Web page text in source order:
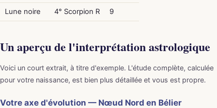
Lune noire 4° Scorpion R 9
Un aperçu de l'interprétation astrologique
Voici un court extrait, à titre d'exemple. L'étude complète, calculée
pour votre naissance, est bien plus détaillée et vous est propre.
Votre axe d'évolution — Nœud Nord en Bélier